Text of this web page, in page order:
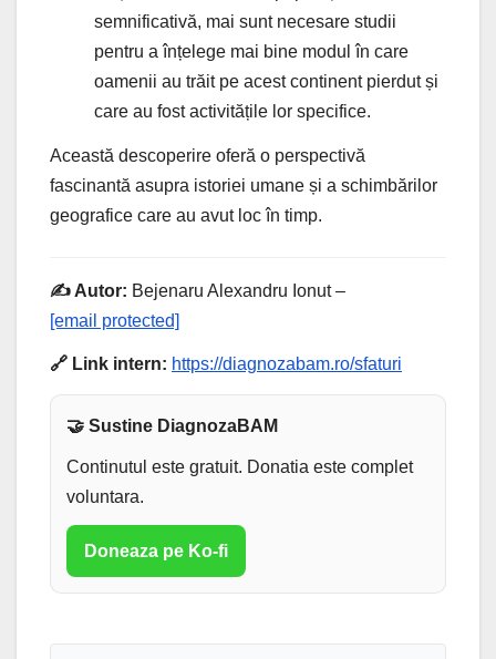
semnificativă, mai sunt necesare studii
pentru a înțelege mai bine modul în care
oamenii au trăit pe acest continent pierdut și
care au fost activitățile lor specifice.
Această descoperire oferă o perspectivă
fascinantă asupra istoriei umane și a schimbărilor
geografice care au avut loc în timp.
✍️ Autor: Bejenaru Alexandru Ionut –
[email protected]
🔗 Link intern: https://diagnozabam.ro/sfaturi
🤝 Sustine DiagnozaBAM
Continutul este gratuit. Donatia este complet
voluntara.
Doneaza pe Ko-fi